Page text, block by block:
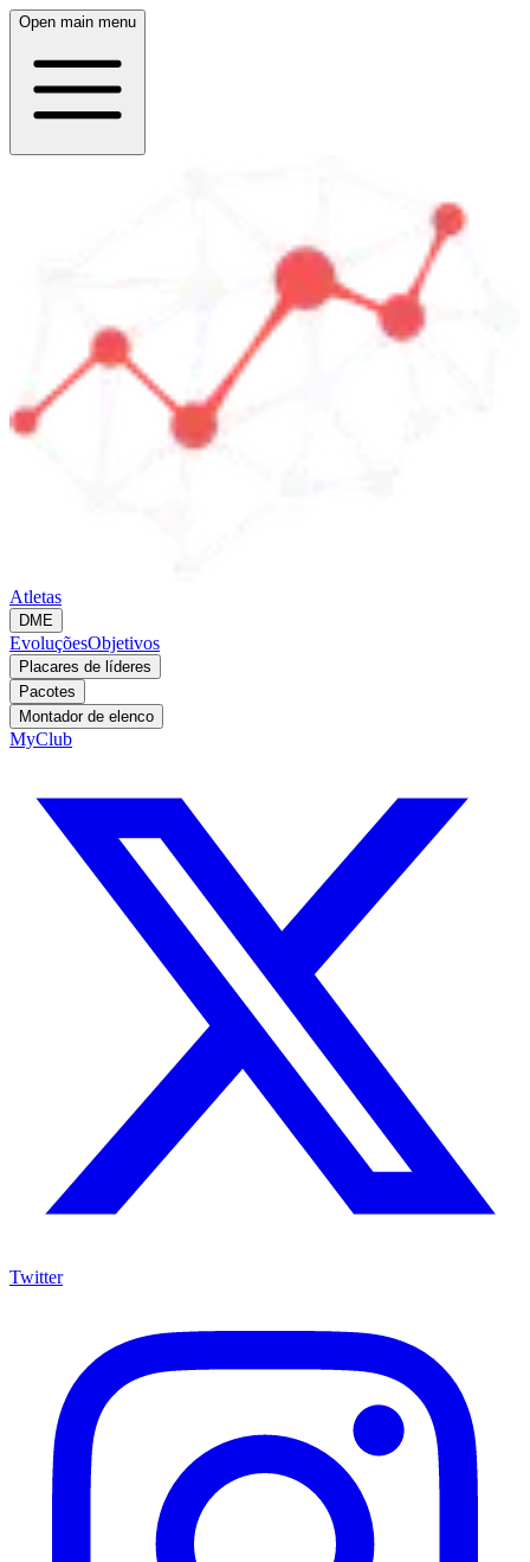
Open main menu
Atletas
DME
EvoluçõesObjetivos
Placares de líderes
Pacotes
Montador de elenco
MyClub
Twitter